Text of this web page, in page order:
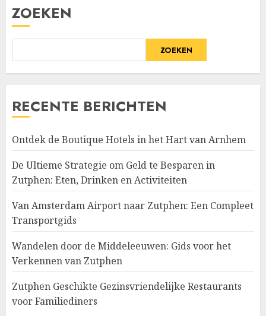
ZOEKEN
ZOEKEN
RECENTE BERICHTEN
Ontdek de Boutique Hotels in het Hart van Arnhem
De Ultieme Strategie om Geld te Besparen in
Zutphen: Eten, Drinken en Activiteiten
Van Amsterdam Airport naar Zutphen: Een Compleet
Transportgids
Wandelen door de Middeleeuwen: Gids voor het
Verkennen van Zutphen
Zutphen Geschikte Gezinsvriendelijke Restaurants
voor Familiediners